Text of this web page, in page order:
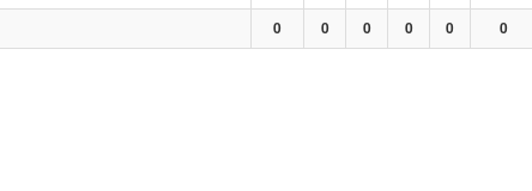
0 0 0 0 0 0